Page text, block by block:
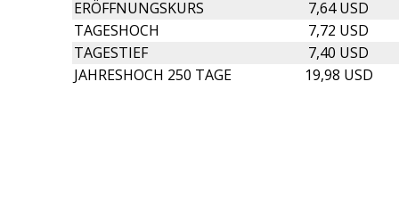
ERÖFFNUNGSKURS
7,64 USD
TAGESHOCH
7,72 USD
TAGESTIEF
7,40 USD
JAHRESHOCH 250 TAGE
19,98 USD